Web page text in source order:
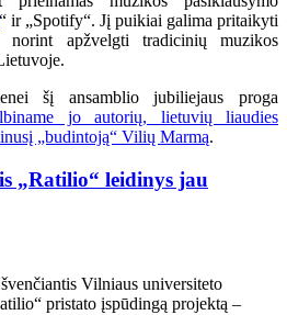
“ ir „Spotify“. Jį puikiai galima pritaikyti
norint apžvelgti tradicinių muzikos
šį ansamblio jubiliejaus proga
jo autorių, lietuvių liaudies
„budintoją“ Vilių Marmą.
„Ratilio“ leidinys jau
Vilniaus universiteto
pristato įspūdingą projektą –